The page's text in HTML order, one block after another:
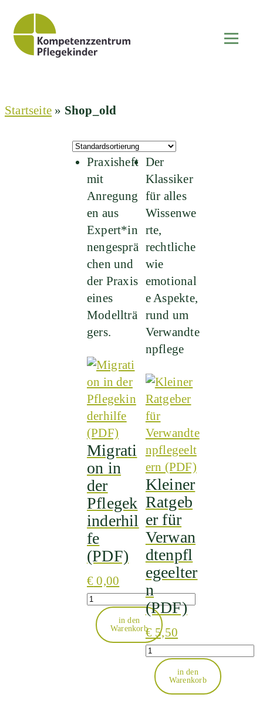
Startseite » Shop_old
Praxisheft
mit
Anregung
en aus
Expert*in
nengesprä
chen und
der Praxis
eines
Modellträ
gers.
Migrati
on in
der
Pflegek
inderhil
fe
(PDF)
€ 0,00
Quantity
in den
Warenkorb
Der
Klassiker
für alles
Wissenwe
rte,
rechtliche
wie
emotional
e Aspekte,
rund um
Verwandte
npflege
Kleiner
Ratgeb
er für
Verwan
dtenpfl
egeelter
n
(PDF)
€ 5,50
Quantity
in den
Warenkorb